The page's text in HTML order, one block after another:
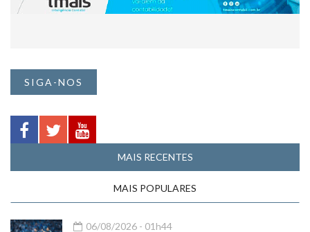
SIGA-NOS
MAIS RECENTES
MAIS POPULARES
06/08/2026 - 01h44